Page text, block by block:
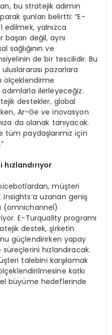
bu stratejik adımın
şunları belirtti: “E-
edilmek, yalnızca
değil, aynı
sağlığının ve
de bir tescilidir. Bu
pazarlara
ölçeklendirme
ilerleyeceğiz.
destekler, global
Ar-Ge ve inovasyon
da olanak tanıyacak.
tüm paydaşlarımız için
müşteri
uzanan geniş
(omnichannel)
E-Turquality programı
destek, şirketin
güçlendirirken yapay
hızlandıracak.
talebini karşılamak
katkı
büyüme hedeflerinde